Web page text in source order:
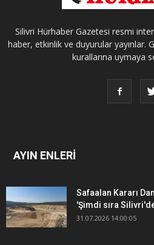
Silivri Hürhaber Gazetesi resmi
haber, etkinlik ve duyurular yayınlar.
kurallarına uymaya
AYIN ENLERİ
Safaalan Kararı
'Şimdi sıra
31.07.2026 14:00:05